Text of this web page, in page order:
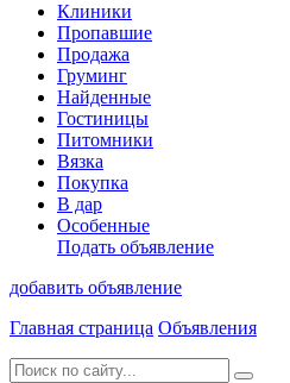
Клиники
Пропавшие
Продажа
Груминг
Найденные
Гостиницы
Питомники
Вязка
Покупка
В дар
Особенные
Подать объявление
добавить объявление
Главная страница Объявления